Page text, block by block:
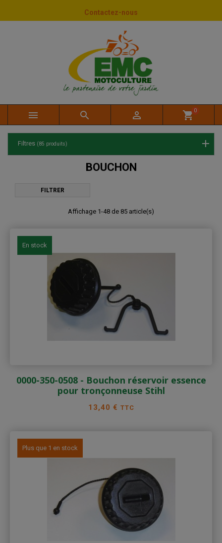
Contactez-nous
   shopping_cart0
Filtres (85 produits)
BOUCHON
FILTRER
Affichage 1-48 de 85 article(s)
En stock
0000-350-0508 - Bouchon réservoir essence
pour tronçonneuse Stihl
Prix
13,40 € TTC
Plus que 1 en stock